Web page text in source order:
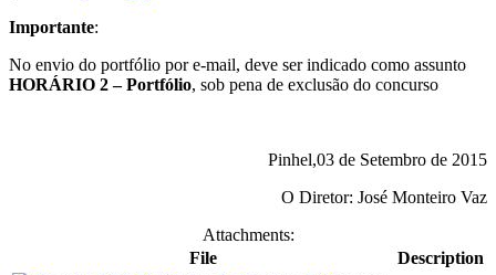
Importante:
No envio do portfólio por e-mail, deve ser indicado como assunto
HORÁRIO 2 – Portfólio, sob pena de exclusão do concurso
Pinhel,03 de Setembro de 2015
O Diretor: José Monteiro Vaz
Attachments:
File
Description